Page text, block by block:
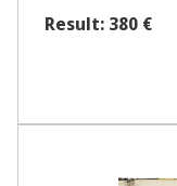
Result: 380 €